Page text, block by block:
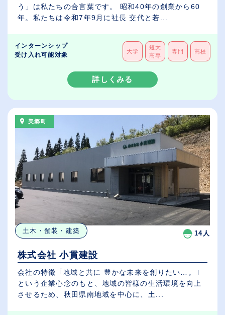
う」は私たちの合言葉です。 昭和40年の創業から60
年。私たちは令和7年9月に社長 交代と若...
インターンシップ
受け入れ可能対象
大学
短大
高専
専門 高校
詳しくみる
美郷町
土木・舗装・建築 14人
株式会社 小貫建設
会社の特徴 ｢地域と共に 豊かな未来を創りたい…。｣
という企業心念のもと、地域の皆様の生活環境を向上
させるため、秋田県南地域を中心に、土...